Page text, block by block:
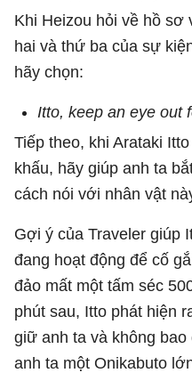
Khi Heizou hỏi về hồ sơ
hai và thứ ba của sự
hãy chọn:
Itto, keep an eye out
Tiếp theo, khi Arataki
khấu, hãy giúp anh ta
cách nói với nhân vật
Gợi ý của Traveler giúp
đang hoạt động để cố
đảo mất một tấm séc
phút sau, Itto phát hiện
giữ anh ta và không
anh ta một Onikabuto